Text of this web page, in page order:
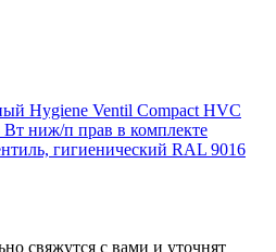
Hygiene Ventil Compact HVC
ниж/п прав в комплекте
гигиенический RAL 9016
свяжутся с вами и уточнят